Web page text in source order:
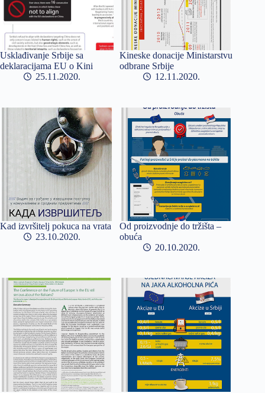
Usklađivanje Srbije sa
deklaracijama EU o Kini
25.11.2020
Kineske donacije Ministarstvu
odbrane Srbije
12.11.2020
Kad izvršitelj pokuca na vrata
23.10.2020
Od proizvodnje do tržišta –
obuća
20.10.2020